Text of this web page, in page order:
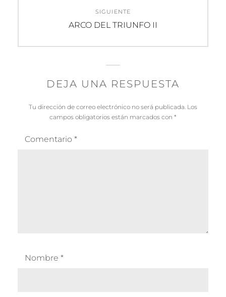
SIGUIENTE
Entrada
ARCO DEL TRIUNFO II
DEJA UNA RESPUESTA
Tu dirección de correo electrónico no será publicada. Los
campos obligatorios están marcados con *
Comentario *
Nombre *